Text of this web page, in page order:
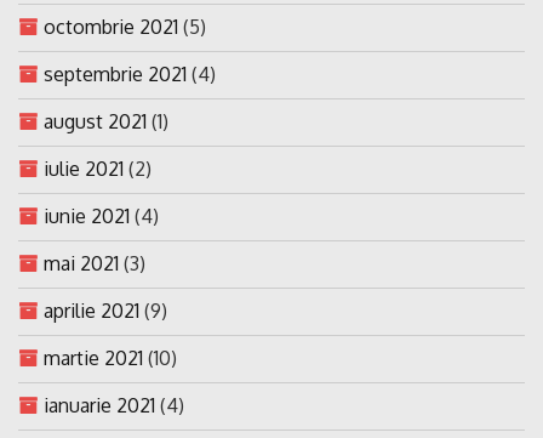
octombrie 2021 (5)
septembrie 2021 (4)
august 2021 (1)
iulie 2021 (2)
iunie 2021 (4)
mai 2021 (3)
aprilie 2021 (9)
martie 2021 (10)
ianuarie 2021 (4)